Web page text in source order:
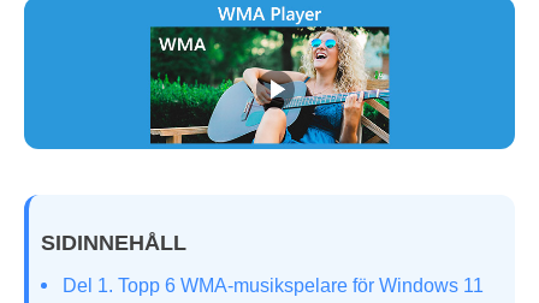
SIDINNEHÅLL
Del 1. Topp 6 WMA-musikspelare för Windows 11